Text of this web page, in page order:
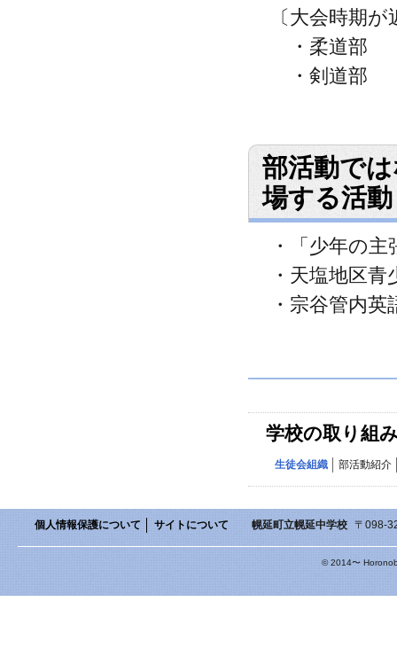
〔大会時期
・柔道部
・剣道部
部活動で
場する活動
・「少年の
・天塩地区
・宗谷管内英
学校の取り組
生徒会組織 部活動紹介
個人情報保護について サイトについて 幌延町立幌延中学校 〒098-
© 2014〜